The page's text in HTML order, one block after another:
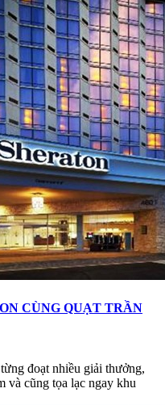
CÙNG QUẠT TRẦN
đoạt nhiều giải thưởng,
và cũng tọa lạc ngay khu